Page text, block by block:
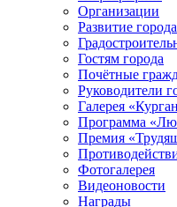
Организации
Развитие города
Гостям города
Почётные
Руководители
Галерея
Программа
Премия
Фотогалерея
Видеоновости
Награды